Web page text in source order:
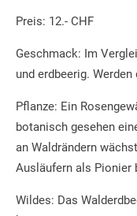
Preis: 12.- CHF
Geschmack: Im
und erdbeerig.
Pflanze: Ein
botanisch gesehen
an Waldrändern
Ausläufern als Pionier
Wildes: Das